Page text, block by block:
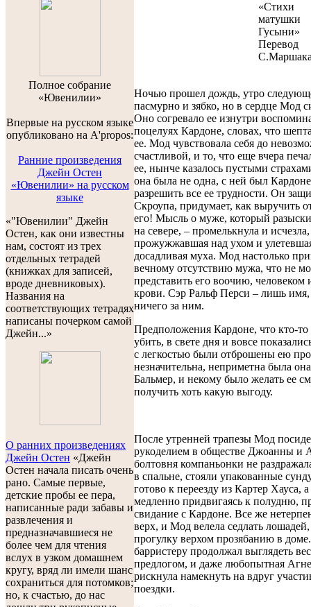
Полноe собраниe
«Ювенилии»
Впервые на русском языке
опубликовано на A'propos:
Ранние произведения
Джейн Остен
«Ювенилии» на русском
языке
«"Ювенилии" Джейн
Остен, как они известны
нам, состоят из трех
отдельных тетрадей
(книжках для записей,
вроде дневниковых).
Названия на
соответствующих тетрадях
написаны почерком самой
Джейн...»
О ранних произведениях
Джейн Остен «Джейн
Остен начала писать очень
рано. Самые первые,
детские пробы ее пера,
написанные ради забавы и
развлечения и
предназначавшиеся не
более чем для чтения
вслух в узком домашнем
кругу, вряд ли имели шанс
сохраниться для потомков;
но, к счастью, до нас
«Стихи
матушки
Гусыни»
Перевод
Ночью прошел дождь, утро
пасмурно и зябко, но в сердце Мод
Оно согревало ее изнутри
поцелуях Кардоне, словах, что
ее. Мод чувствовала себя до
счастливой, и то, что еще вчера
ее, нынче казалось пустыми
она была не одна, с ней был
разрешить все ее трудности. Он
Скроупа, придумает, как выручить
его! Мысль о муже, который
на севере, – промелькнула и
прожужжавшая над ухом и
досадливая муха. Мод настолько
вечному отсутствию мужа, что не
представить его воочию, человеком
крови. Сэр Ральф Перси – лишь имя,
ничего за ним.
Предположения Кардоне, что кто-то
убить, в свете дня и вовсе
с легкостью были отброшены ею
незначительна, неприметна была
Бальмер, и некому было желать ее
получить хоть какую выгоду.
После утренней трапезы Мод
рукоделием в обществе Джоанны и
болтовня компаньонки не
в спальне, стояли упакованные
готово к переезду из Картер Хауса,
медленно придвигаясь к полудню,
свидание с Кардоне. Все же
верх, и Мод велела седлать
прогулку верхом прозябанию в
барристеру продолжал выглядеть
предлогом, и даже любопытная
рискнула намекнуть на вдруг
поездки.